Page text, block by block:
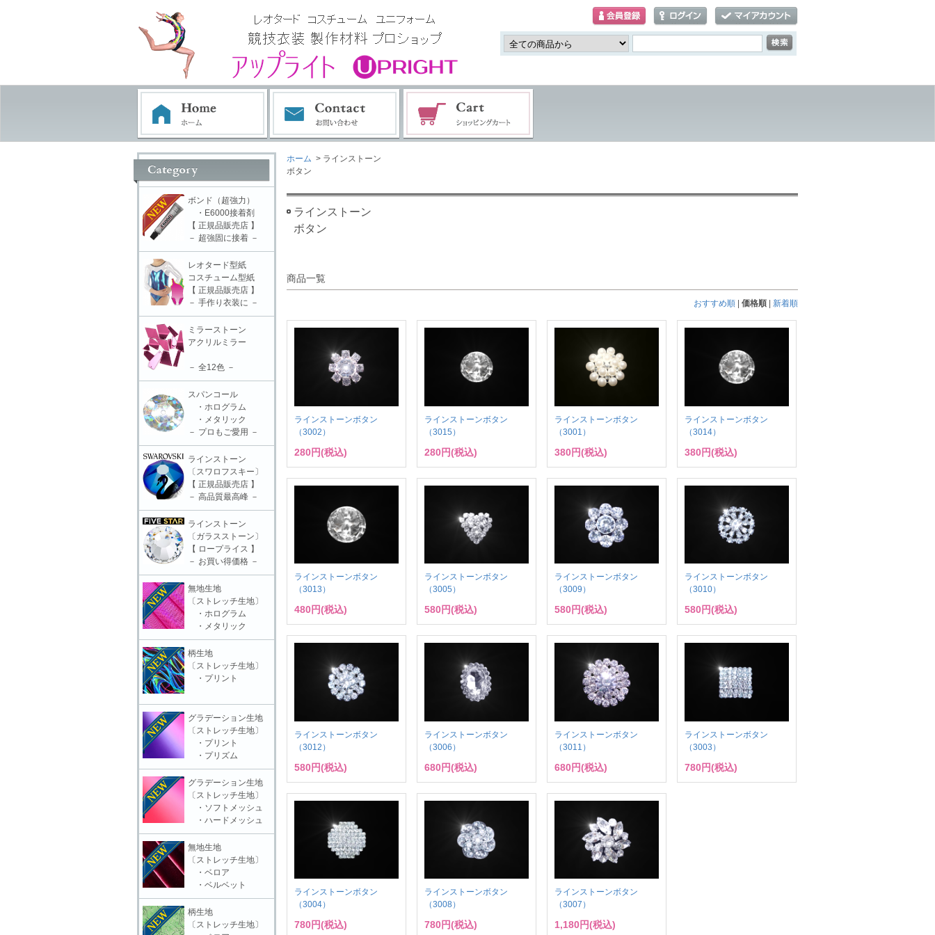
ホーム > ラインストーン
ボタン
ラインストーン
ボタン
商品一覧
おすすめ順 価格順 新着順
ラインストーンボタン
（3002）
280円(税込)
ラインストーンボタン
（3015）
280円(税込)
ラインストーンボタン
（3001）
380円(税込)
ラインストーンボタン
（3014）
380円(税込)
ラインストーンボタン
（3013）
480円(税込)
ラインストーンボタン
（3005）
580円(税込)
ラインストーンボタン
（3009）
580円(税込)
ラインストーンボタン
（3010）
580円(税込)
ラインストーンボタン
（3012）
580円(税込)
ラインストーンボタン
（3006）
680円(税込)
ラインストーンボタン
（3011）
680円(税込)
ラインストーンボタン
（3003）
780円(税込)
ラインストーンボタン
（3004）
780円(税込)
ラインストーンボタン
（3008）
780円(税込)
ラインストーンボタン
（3007）
1,180円(税込)
ボンド（超強力）
・E6000接着剤
【 正規品販売店 】
－ 超強固に接着 －
レオタード型紙
コスチューム型紙
【 正規品販売店 】
－ 手作り衣装に －
ミラーストーン
アクリルミラー
－ 全12色 －
スパンコール
・ホログラム
・メタリック
－ プロもご愛用 －
ラインストーン
〔スワロフスキー〕
【 正規品販売店 】
－ 高品質最高峰 －
ラインストーン
〔ガラスストーン〕
【 ロープライス 】
－ お買い得価格 －
無地生地
〔ストレッチ生地〕
・ホログラム
・メタリック
柄生地
〔ストレッチ生地〕
・プリント
グラデーション生地
〔ストレッチ生地〕
・プリント
・プリズム
グラデーション生地
〔ストレッチ生地〕
・ソフトメッシュ
・ハードメッシュ
無地生地
〔ストレッチ生地〕
・ベロア
・ベルベット
柄生地
〔ストレッチ生地〕